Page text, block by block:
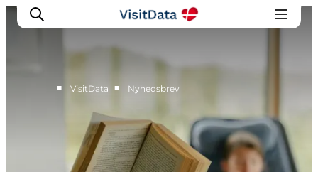
Sådan hjælper VisitData
Nyheder
Kom på VisitData
■ VisitData ■ Nyhedsbrev